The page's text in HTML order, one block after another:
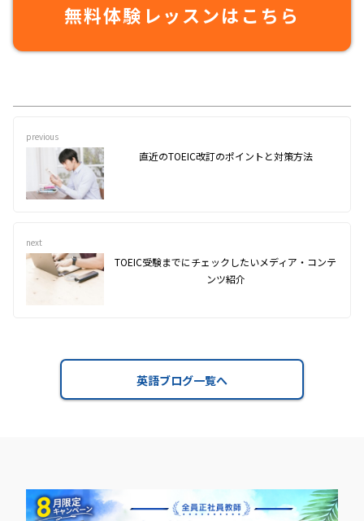
無料体験レッスンはこちら
previous
直近のTOEIC改訂のポイントと対策方法
next
TOEIC受験までにチェックしたいメディア・コンテ
ンツ紹介
英語ブログ一覧へ